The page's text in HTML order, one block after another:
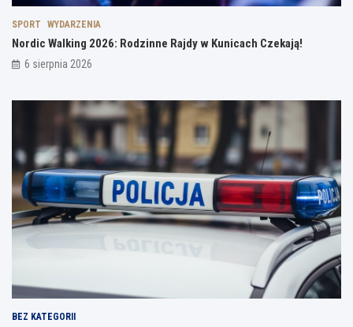
SPORT WYDARZENIA
Nordic Walking 2026: Rodzinne Rajdy w Kunicach Czekają!
6 sierpnia 2026
BEZ KATEGORII